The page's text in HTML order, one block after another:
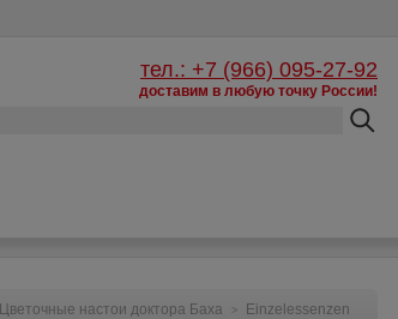
тел.: +7 (966) 095-27-92
доставим в любую точку России!
Цветочные настои доктора Баха > Einzelessenzen